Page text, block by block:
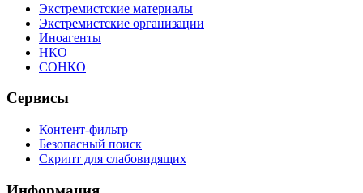
Экстремистские материалы
Экстремистские организации
Иноагенты
НКО
СОНКО
Сервисы
Контент-фильтр
Безопасный поиск
Скрипт для слабовидящих